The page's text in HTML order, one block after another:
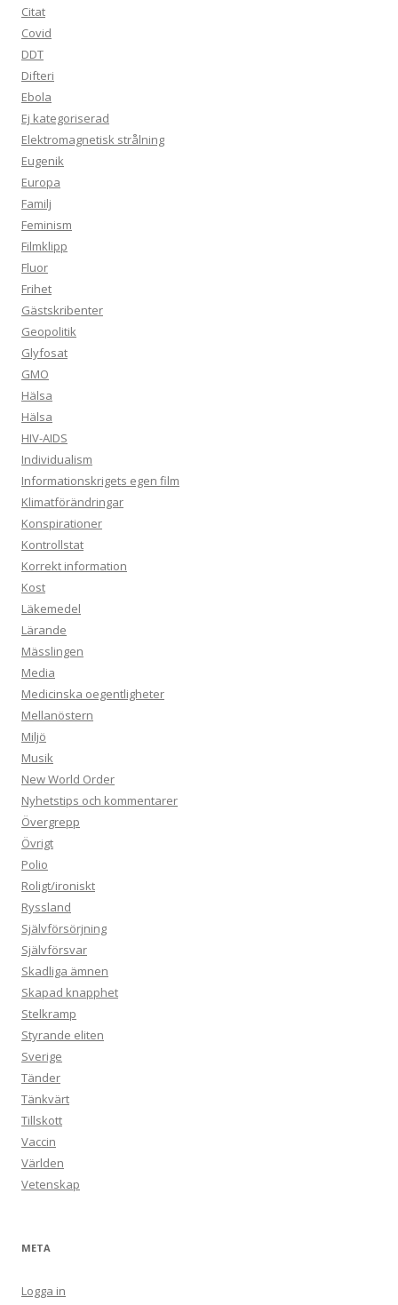
Citat
Covid
DDT
Difteri
Ebola
Ej kategoriserad
Elektromagnetisk strålning
Eugenik
Europa
Familj
Feminism
Filmklipp
Fluor
Frihet
Gästskribenter
Geopolitik
Glyfosat
GMO
Hälsa
Hälsa
HIV-AIDS
Individualism
Informationskrigets egen film
Klimatförändringar
Konspirationer
Kontrollstat
Korrekt information
Kost
Läkemedel
Lärande
Mässlingen
Media
Medicinska oegentligheter
Mellanöstern
Miljö
Musik
New World Order
Nyhetstips och kommentarer
Övergrepp
Övrigt
Polio
Roligt/ironiskt
Ryssland
Självförsörjning
Självförsvar
Skadliga ämnen
Skapad knapphet
Stelkramp
Styrande eliten
Sverige
Tänder
Tänkvärt
Tillskott
Vaccin
Världen
Vetenskap
META
Logga in